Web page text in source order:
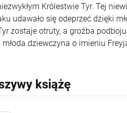
Królestwie Tyr. Tej
udawało się odeprzeć dzięki
zostaje otruty, a groźba
dziewczyna o imieniu
książę